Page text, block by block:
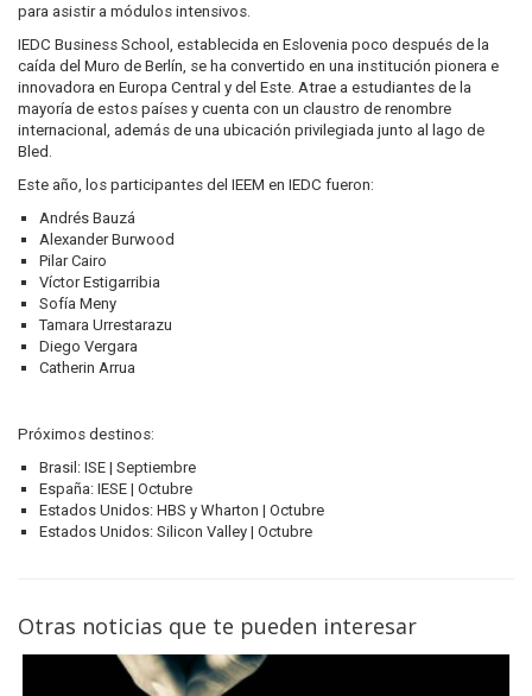
para asistir a módulos intensivos.
IEDC Business School, establecida en Eslovenia poco después de la
caída del Muro de Berlín, se ha convertido en una institución pionera e
innovadora en Europa Central y del Este. Atrae a estudiantes de la
mayoría de estos países y cuenta con un claustro de renombre
internacional, además de una ubicación privilegiada junto al lago de
Bled.
Este año, los participantes del IEEM en IEDC fueron:
Andrés Bauzá
Alexander Burwood
Pilar Cairo
Víctor Estigarribia
Sofía Meny
Tamara Urrestarazu
Diego Vergara
Catherin Arrua
Próximos destinos:
Brasil: ISE | Septiembre
España: IESE | Octubre
Estados Unidos: HBS y Wharton | Octubre
Estados Unidos: Silicon Valley | Octubre
Otras noticias que te pueden interesar